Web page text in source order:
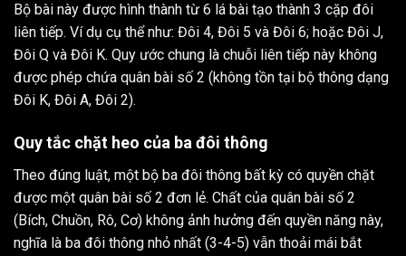
Bộ bài này được hình thành từ 6 lá bài tạo thành 3 cặp đôi
liên tiếp. Ví dụ cụ thể như: Đôi 4, Đôi 5 và Đôi 6; hoặc Đôi J,
Đôi Q và Đôi K. Quy ước chung là chuỗi liên tiếp này không
được phép chứa quân bài số 2 (không tồn tại bộ thông dạng
Đôi K, Đôi A, Đôi 2).
Quy tắc chặt heo của ba đôi thông
Theo đúng luật, một bộ ba đôi thông bất kỳ có quyền chặt
được một quân bài số 2 đơn lẻ. Chất của quân bài số 2
(Bích, Chuồn, Rô, Cơ) không ảnh hưởng đến quyền năng này,
nghĩa là ba đôi thông nhỏ nhất (3-4-5) vẫn thoải mái bắt